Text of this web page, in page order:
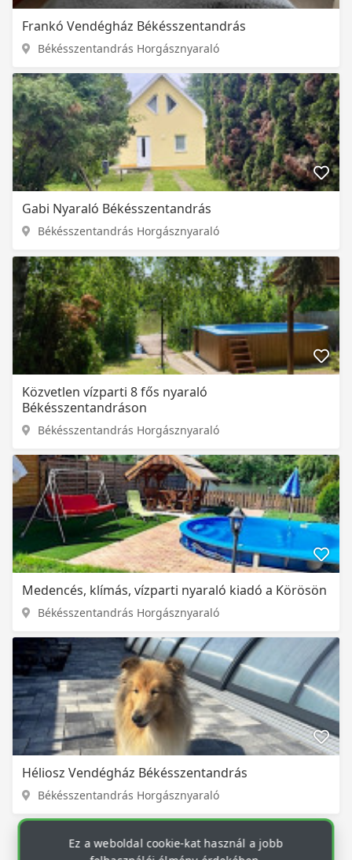
Frankó Vendégház Békésszentandrás
Békésszentandrás Horgásznyaraló
Gabi Nyaraló Békésszentandrás
Békésszentandrás Horgásznyaraló
Közvetlen vízparti 8 fős nyaraló
Békésszentandráson
Békésszentandrás Horgásznyaraló
Medencés, klímás, vízparti nyaraló kiadó a Körösön
Békésszentandrás Horgásznyaraló
Héliosz Vendégház Békésszentandrás
Békésszentandrás Horgásznyaraló
Ez a weboldal cookie-kat használ a jobb